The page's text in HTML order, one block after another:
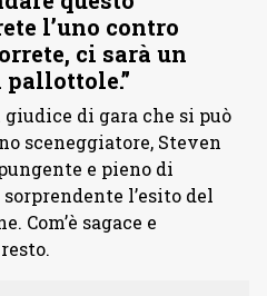
l’uno contro
ci sarà un
giudice di gara che si può
sceneggiatore, Steven
e pieno di
sorprendente l’esito del
Com’è sagace e